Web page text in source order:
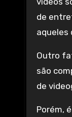
de
aqueles
Outro
são
de
Porém,